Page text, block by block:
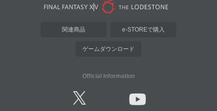
関連商品 e-STOREで購入
ゲームダウンロード
Official Information